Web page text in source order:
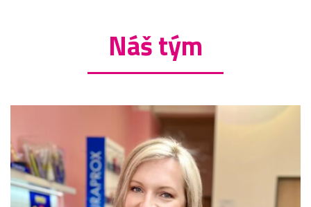
Náš tým